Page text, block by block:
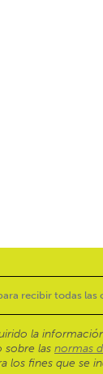
la
las normas
los fines que se